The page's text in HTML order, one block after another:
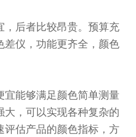
，后者比较昂贵。预算充
差仪，功能更齐全，颜色
宜能够满足颜色简单测量
大，可以实现各种复杂的
评估产品的颜色指标，方